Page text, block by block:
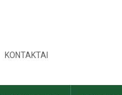
KONTAKTAI